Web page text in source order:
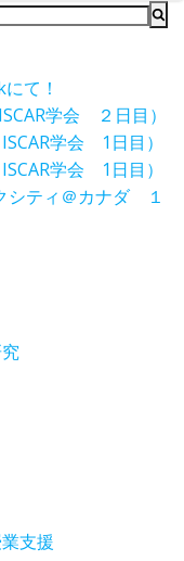
て！
学会 ２日目）
学会 1日目）
学会 1日目）
シティ＠カナダ １
支援